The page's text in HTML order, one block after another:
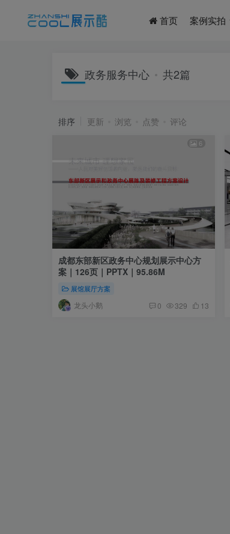
首页 案例实拍
政务服务中心 共2篇
排序 更新 浏览 点赞 评论
6
成都东部新区政务中心规划展示中心方
案｜126页｜PPTX｜95.86M
展馆展厅方案
龙头小鹅 0 329 13